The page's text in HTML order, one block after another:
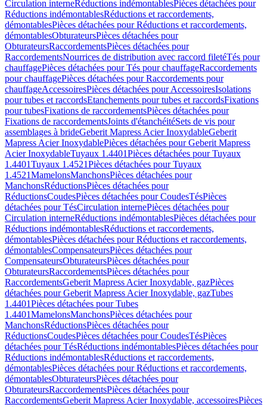
Circulation interneRéductions indémontablesPièces détachées pour
Réductions indémontablesRéductions et raccordements,
démontablesPièces détachées pour Réductions et raccordements,
démontablesObturateursPièces détachées pour
ObturateursRaccordementsPièces détachées pour
RaccordementsNourrices de distribution avec raccord filetéTés pour
chauffagePièces détachées pour Tés pour chauffageRaccordements
pour chauffagePièces détachées pour Raccordements pour
chauffageAccessoiresPièces détachées pour AccessoiresIsolations
pour tubes et raccordsEtanchements pour tubes et raccordsFixations
pour tubesFixations de raccordementsPièces détachées pour
Fixations de raccordementsJoints d'étanchéitéSets de vis pour
assemblages à brideGeberit Mapress Acier InoxydableGeberit
Mapress Acier InoxydablePièces détachées pour Geberit Mapress
Acier InoxydableTuyaux 1.4401Pièces détachées pour Tuyaux
1.4401Tuyaux 1.4521Pièces détachées pour Tuyaux
1.4521MamelonsManchonsPièces détachées pour
ManchonsRéductionsPièces détachées pour
RéductionsCoudesPièces détachées pour CoudesTésPièces
détachées pour TésCirculation internePièces détachées pour
Circulation interneRéductions indémontablesPièces détachées pour
Réductions indémontablesRéductions et raccordements,
démontablesPièces détachées pour Réductions et raccordements,
démontablesCompensateursPièces détachées pour
CompensateursObturateursPièces détachées pour
ObturateursRaccordementsPièces détachées pour
RaccordementsGeberit Mapress Acier Inoxydable, gazPièces
détachées pour Geberit Mapress Acier Inoxydable, gazTubes
1.4401Pièces détachées pour Tubes
1.4401MamelonsManchonsPièces détachées pour
ManchonsRéductionsPièces détachées pour
RéductionsCoudesPièces détachées pour CoudesTésPièces
détachées pour TésRéductions indémontablesPièces détachées pour
Réductions indémontablesRéductions et raccordements,
démontablesPièces détachées pour Réductions et raccordements,
démontablesObturateursPièces détachées pour
ObturateursRaccordementsPièces détachées pour
RaccordementsGeberit Mapress Acier Inoxydable, accessoiresPièces